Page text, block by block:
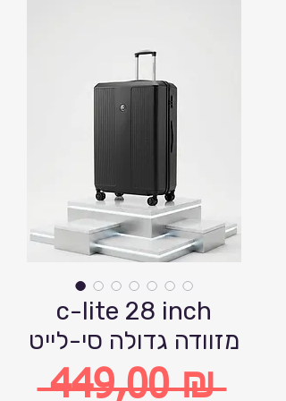
c-lite 28 inch
מזוודה גדולה סי-לייט
449,00 ₪